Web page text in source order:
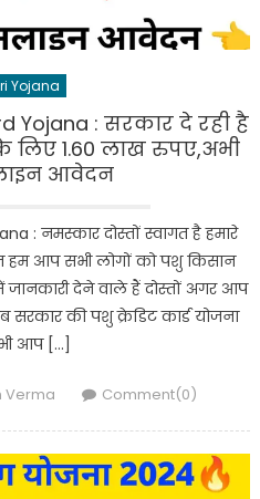
Yojana
Yojana : सरकार दे रही है
1.60 लाख रुपए,अभी
आवेदन
: नमस्कार दोस्तों स्वागत है हमारे
आप सभी लोगों को पशु किसान
जानकारी देने वाले हैं दोस्तों अगर आप
की पशु क्रेडिट कार्ड योजना
आप […]
Verma Comment(0)